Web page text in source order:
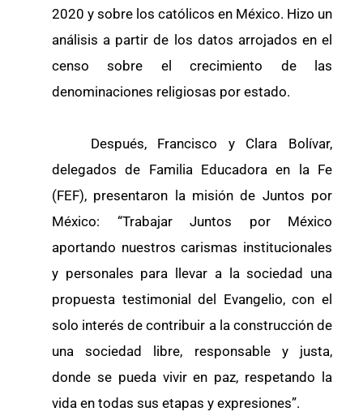
2020 y sobre los católicos en México. Hizo un
análisis a partir de los datos arrojados en el
censo sobre el crecimiento de las
denominaciones religiosas por estado.
Después, Francisco y Clara Bolívar,
delegados de Familia Educadora en la Fe
(FEF), presentaron la misión de Juntos por
México: “Trabajar Juntos por México
aportando nuestros carismas institucionales
y personales para llevar a la sociedad una
propuesta testimonial del Evangelio, con el
solo interés de contribuir a la construcción de
una sociedad libre, responsable y justa,
donde se pueda vivir en paz, respetando la
vida en todas sus etapas y expresiones”.